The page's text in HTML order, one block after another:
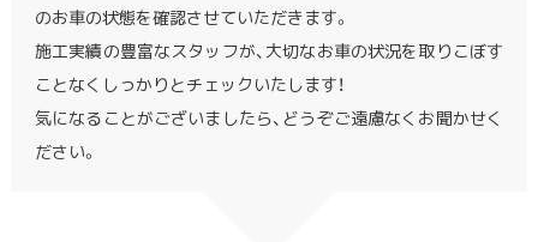
のお車の状態を確認させていただきます。
施工実績の豊富なスタッフが、大切なお車の状況を取りこぼす
ことなくしっかりとチェックいたします！
気になることがございましたら、どうぞご遠慮なくお聞かせく
ださい。